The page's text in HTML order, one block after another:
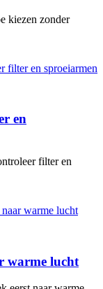
kiezen zonder
en
filter en
warme lucht